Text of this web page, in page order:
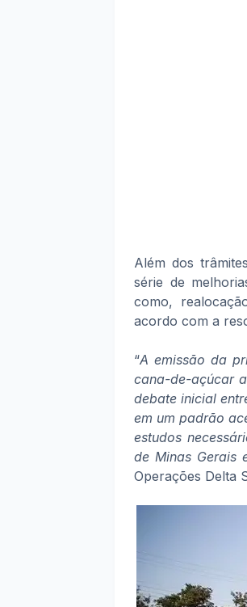
Além dos
série de
como,
acordo com a
“A emissão da
cana-de-açúcar
debate inicial
em um padrão
estudos
de Minas Gerais
Operações Delta